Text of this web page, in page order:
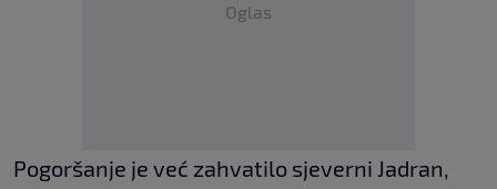
Oglas
Pogoršanje je već zahvatilo sjeverni Jadran,